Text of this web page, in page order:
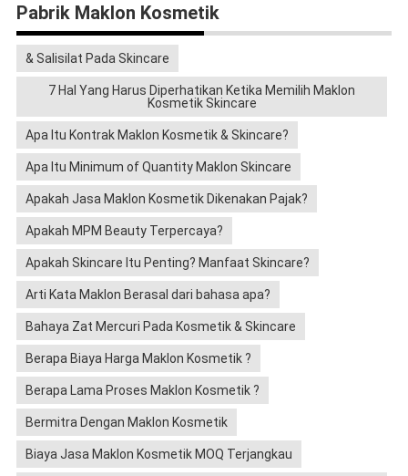
Pabrik Maklon Kosmetik
& Salisilat Pada Skincare
7 Hal Yang Harus Diperhatikan Ketika Memilih Maklon
Kosmetik Skincare
Apa Itu Kontrak Maklon Kosmetik & Skincare?
Apa Itu Minimum of Quantity Maklon Skincare
Apakah Jasa Maklon Kosmetik Dikenakan Pajak?
Apakah MPM Beauty Terpercaya?
Apakah Skincare Itu Penting? Manfaat Skincare?
Arti Kata Maklon Berasal dari bahasa apa?
Bahaya Zat Mercuri Pada Kosmetik & Skincare
Berapa Biaya Harga Maklon Kosmetik ?
Berapa Lama Proses Maklon Kosmetik ?
Bermitra Dengan Maklon Kosmetik
Biaya Jasa Maklon Kosmetik MOQ Terjangkau